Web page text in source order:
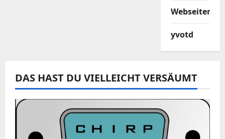
Webseiten
yvotd
DAS HAST DU VIELLEICHT VERSÄUMT